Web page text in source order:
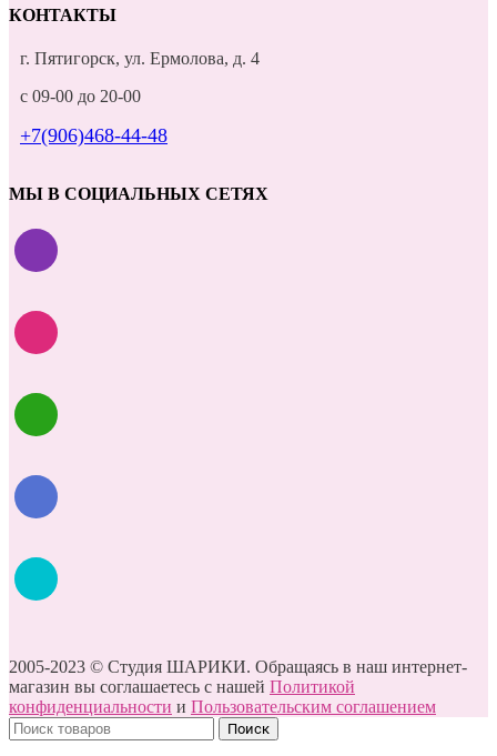
КОНТАКТЫ
г. Пятигорск, ул. Ермолова, д. 4
с 09-00 до 20-00
+7(906)468-44-48
МЫ В СОЦИАЛЬНЫХ СЕТЯХ
2005-2023 © Студия ШАРИКИ. Обращаясь в наш интернет-
магазин вы соглашаетесь с нашей Политикой
конфиденциальности и Пользовательским соглашением
Поиск